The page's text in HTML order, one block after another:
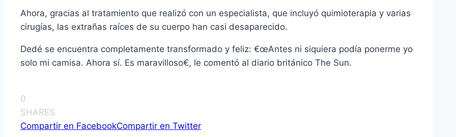
Ahora, gracias al tratamiento que realizó con un especialista, que incluyó quimioterapia y varias
cirugí­as, las extrañas raí­ces de su cuerpo han casi desaparecido.
Dedé se encuentra completamente transformado y feliz: €œAntes ni siquiera podí­a ponerme yo
solo mi camisa. Ahora sí­. Es maravilloso€, le comentó al diario británico The Sun.
0
SHARES
Compartir en FacebookCompartir en Twitter